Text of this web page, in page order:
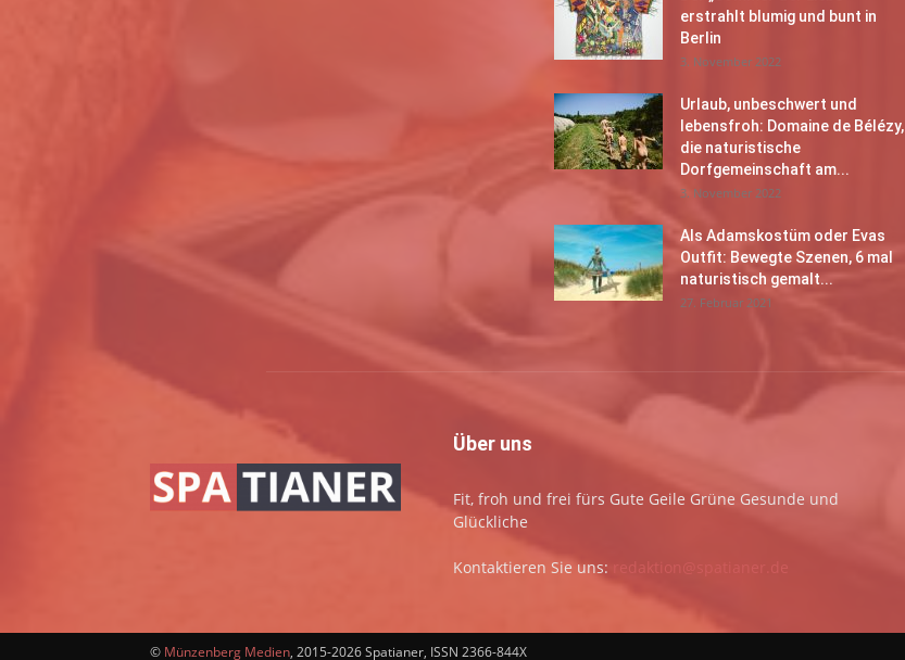
erstrahlt blumig und bunt in
Berlin
3. November 2022
Urlaub, unbeschwert und
lebensfroh: Domaine de Bélézy,
die naturistische
Dorfgemeinschaft am...
3. November 2022
Als Adamskostüm oder Evas
Outfit: Bewegte Szenen, 6 mal
naturistisch gemalt...
27. Februar 2021
Über uns
Fit, froh und frei fürs Gute Geile Grüne Gesunde und
Glückliche
Kontaktieren Sie uns: redaktion@spatianer.de
© Münzenberg Medien, 2015-2026 Spatianer, ISSN 2366-844X